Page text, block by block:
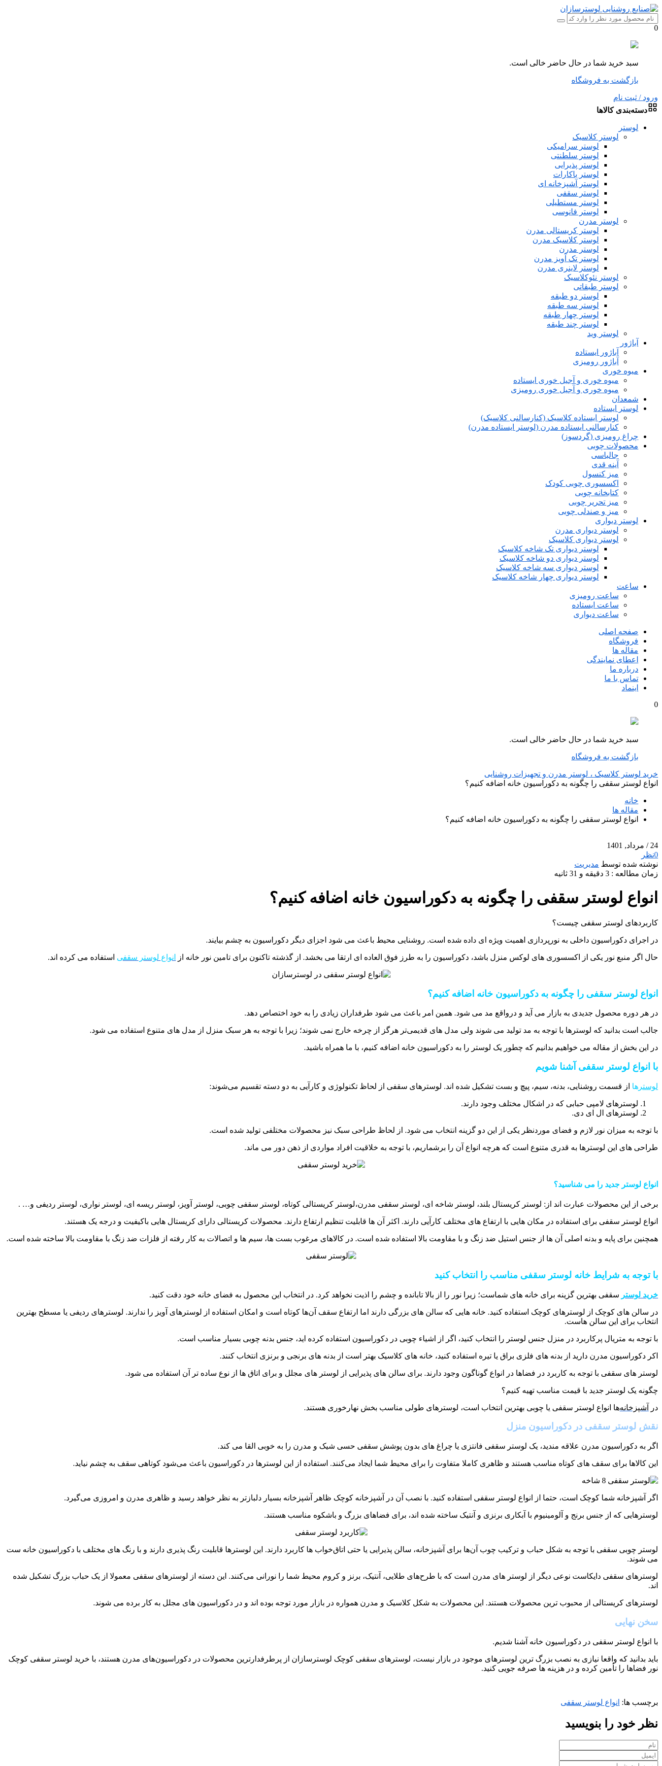
0
سبد خرید شما در حال حاضر خالی است.
بازگشت به فروشگاه
ورود / ثبت نام
دسته‌بندی کالاها
لوستر
لوستر کلاسیک
لوستر سرامیکی
لوستر سلطنتی
لوستر پذیرایی
لوستر باکارات
لوستر آشپزخانه ای
لوستر سقفی
لوستر مستطیلی
لوستر فانوسی
لوستر مدرن
لوستر کریستالی مدرن
لوستر کلاسیک مدرن
لوستر مدرن
لوستر تک آویز مدرن
لوستر لاینری مدرن
لوستر نئوکلاسیک
لوستر طبقاتی
لوستر دو طبقه
لوستر سه طبقه
لوستر چهار طبقه
لوستر چند طبقه
لوستر وید
آباژور
آباژور ایستاده
آباژور رومیزی
میوه خوری
میوه خوری و آجیل خوری ایستاده
میوه خوری و آجیل خوری رومیزی
شمعدان
لوستر ایستاده
لوستر ایستاده کلاسیک (کنارسالنی کلاسیک)
کنارسالنی ایستاده مدرن (لوستر ایستاده مدرن)
چراغ رومیزی (گردسوز)
محصولات چوبی
جالباسی
آینه قدی
میز کنسول
اکسسوری چوبی کودک
کتابخانه چوبی
میز تحریر چوبی
میز و صندلی چوبی
لوستر دیواری
لوستر دیواری مدرن
لوستر دیواری کلاسیک
لوستر دیواری تک شاخه کلاسیک
لوستر دیواری دو شاخه کلاسیک
لوستر دیواری سه شاخه کلاسیک
لوستر دیواری چهار شاخه کلاسیک
ساعت
ساعت رومیزی
ساعت ایستاده
ساعت دیواری
صفحه اصلی
فروشگاه
مقاله ها
اعطای نمایندگی
درباره ما
تماس با ما
اینماد
0
سبد خرید شما در حال حاضر خالی است.
بازگشت به فروشگاه
خرید لوستر کلاسیک ، لوستر مدرن و تجهیزات روشنایی
انواع لوستر سقفی را چگونه به دکوراسیون خانه اضافه کنیم؟
خانه
مقاله ها
انواع لوستر سقفی را چگونه به دکوراسیون خانه اضافه کنیم؟
24 / مرداد, 1401
0نظر
نوشته شده توسط مدیریت
زمان مطالعه : 3 دقیقه و 31 ثانیه
انواع لوستر سقفی را چگونه به دکوراسیون خانه اضافه کنیم؟
کاربردهای لوستر سقفی چیست؟
در اجرای دکوراسیون داخلی به نورپردازی اهمیت ویژه ای داده شده است. روشنایی محیط باعث می شود اجزای دیگر دکوراسیون به چشم بیایند.
حال اگر منبع نور یکی از اکسسوری های لوکس منزل باشد، دکوراسیون را به طرز فوق العاده ای ارتقا می بخشد. از گذشته تاکنون برای تامین نور خانه از انواع لوستر سقفی استفاده می کرده اند.
انواع لوستر سقفی را چگونه به دکوراسیون خانه اضافه کنیم؟
در هر دوره محصول جدیدی به بازار می آید و درواقع مد می شود. همین امر باعث می شود طرفداران زیادی را به خود اختصاص دهد.
جالب است بدانید که لوسترها با توجه به مد تولید می شوند ولی مدل های قدیمی‌تر هرگز از چرخه خارج نمی شوند؛ زیرا با توجه به هر سبک منزل از مدل های متنوع استفاده می شود.
در این بخش از مقاله می خواهیم بدانیم که چطور یک لوستر را به دکوراسیون خانه اضافه کنیم، با ما همراه باشید.
با انواع لوستر سقفی آشنا شویم
لوستر ها از قسمت روشنایی، بدنه، سیم، پیچ و بست تشکیل شده اند. لوسترهای سقفی از لحاظ تکنولوژی و کارآیی به دو دسته تقسیم می‌شوند:
لوسترهای لامپی حبابی که در اشکال مختلف وجود دارند.
لوسترهای ال ای دی.
با توجه به میزان نور لازم و فضای موردنظر یکی از این دو گزینه انتخاب می شود. از لحاظ طراحی سبک نیز محصولات مختلفی تولید شده است.
طراحی های این لوسترها به قدری متنوع است که هرچه انواع آن را برشماریم، با توجه به خلاقیت افراد مواردی از ذهن دور می ماند.
انواع لوستر جدید را می شناسید؟
برخی از این محصولات عبارت اند از: لوستر کریستال بلند، لوستر شاخه ای، لوستر سقفی مدرن،لوستر کریستالی کوتاه، لوستر سقفی چوبی، لوستر آویز، لوستر ریسه ای، لوستر نواری، لوستر ردیفی و… .
انواع لوستر سقفی برای استفاده در مکان هایی با ارتفاع های مختلف کارآیی دارند. اکثر آن ها قابلیت تنظیم ارتفاع دارند. محصولات کریستالی دارای کریستال هایی باکیفیت و درجه یک هستند.
همچنین برای پایه و بدنه اصلی آن ها از جنس استیل ضد زنگ و با مقاومت بالا استفاده شده است. در کالاهای مرغوب بست ها، سیم ها و اتصالات به کار رفته از فلزات ضد زنگ با مقاومت بالا ساخته شده است.
با توجه به شرایط خانه لوستر سقفی مناسب را انتخاب کنید
خرید لوستر سقفی بهترین گزینه برای خانه ‌های شماست؛ زیرا نور را از بالا تابانده و چشم را اذیت نخواهد کرد. در انتخاب این محصول به فضای خانه خود دقت کنید.
در سالن های کوچک از لوسترهای کوچک استفاده کنید. خانه هایی که سالن های بزرگی دارند اما ارتفاع سقف آن‌ها کوتاه است و امکان استفاده از لوسترهای آویز را ندارند. لوسترهای ردیفی یا مسطح بهترین
انتخاب برای این سالن هاست.
با توجه به متریال پرکاربرد در منزل جنس لوستر را انتخاب کنید، اگر از اشیاء چوبی در دکوراسیون استفاده کرده اید، جنس بدنه چوبی بسیار مناسب است.
اکر دکوراسیون مدرن دارید از بدنه های فلزی براق یا تیره استفاده کنید، خانه های کلاسیک بهتر است از بدنه های برنجی و برنزی انتخاب کنند.
لوستر های سقفی با توجه به کاربرد در فضاها در انواع گوناگون وجود دارند. برای سالن های پذیرایی از لوستر های مجلل و برای اتاق ها از نوع ساده تر آن استفاده می شود.
چگونه یک لوستر جدید با قیمت مناسب تهیه کنیم؟
در آشپزخانه‌ها انواع لوستر سقفی یا چوبی بهترین انتخاب است، لوسترهای طولی مناسب بخش نهارخوری هستند.
نقش لوستر سقفی در دکوراسیون منزل
اگر به دکوراسیون مدرن علاقه‌ مندید، یک لوستر سقفی فانتزی یا چراغ های بدون پوشش سقفی حسی شیک و مدرن را به خوبی القا می کند.
این کالاها برای سقف ‌های کوتاه مناسب هستند و ظاهری کاملا متفاوت را برای محیط شما ایجاد می‌کنند. استفاده از این لوسترها در دکوراسیون باعث می‌شود کوتاهی سقف به چشم نیاید.
اگر آشپزخانه شما کوچک است، حتما از انواع لوستر سقفی استفاده کنید. با نصب آن در آشپزخانه‌ کوچک ظاهر آشپزخانه بسیار دلبازتر به نظر خواهد رسید و ظاهری مدرن و امروزی می‌گیرد.
لوسترهایی که از جنس برنج و آلومینیوم با آبکاری برنزی و آنتیک ساخته شده اند، برای فضاهای بزرگ و باشکوه مناسب هستند.
لوستر چوبی سقفی با توجه به شکل حباب و ترکیب چوب آن‌ها برای آشپزخانه، سالن پذیرایی یا حتی اتاق‌خواب ها کاربرد دارند. این لوسترها قابلیت رنگ پذیری دارند و با رنگ های مختلف با دکوراسیون خانه ست
می شوند.‌
لوستر‌های سقفی دایکاست نوعی دیگر از لوستر های مدرن است که با طرح‌های طلایی، آنتیک، برنز و کروم محیط شما را نورانی می‌کنند. این دسته از لوسترهای سقفی معمولا از یک حباب بزرگ تشکیل شده
اند.
لوسترهای کریستالی از محبوب ترین محصولات هستند. این محصولات به شکل کلاسیک و مدرن همواره در بازار مورد توجه بوده اند و در دکوراسیون های مجلل به کار برده می شوند.
سخن نهایی
با انواع لوستر سقفی در دکوراسیون خانه آشنا شدیم.
باید بدانید که واقعا نیازی به نصب بزرگ ترین لوسترهای موجود در بازار نیست، لوسترهای سقفی کوچک لوسترسازان از پرطرفدارترین محصولات در دکوراسیون‌های مدرن هستند، با خرید لوستر سقفی کوچک
نور فضاها را تأمین کرده و در هزینه ‌ها صرفه‌ جویی کنید.
برچسب ها: انواع لوستر سقفی
نظر خود را بنویسید